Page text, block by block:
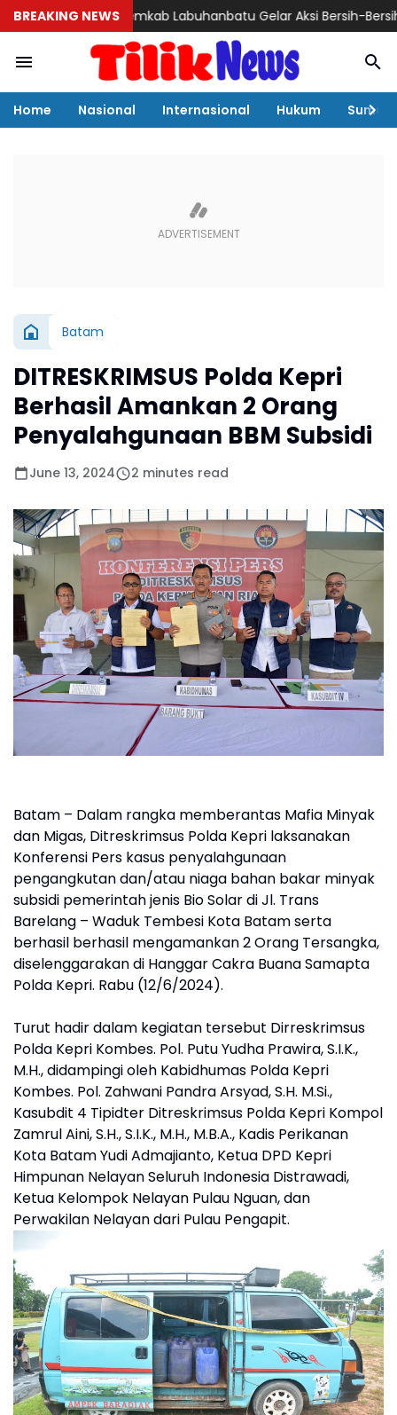
BREAKING NEWS
Pemkab Labuhanbatu Gelar Aksi Bersih-Bersih Sambut
Home Nasional Internasional Hukum Sumut
Batam
DITRESKRIMSUS Polda Kepri
Berhasil Amankan 2 Orang
Penyalahgunaan BBM Subsidi
June 13, 2024 2 minutes read
Batam – Dalam rangka memberantas Mafia Minyak
dan Migas, Ditreskrimsus Polda Kepri laksanakan
Konferensi Pers kasus penyalahgunaan
pengangkutan dan/atau niaga bahan bakar minyak
subsidi pemerintah jenis Bio Solar di Jl. Trans
Barelang – Waduk Tembesi Kota Batam serta
berhasil berhasil mengamankan 2 Orang Tersangka,
diselenggarakan di Hanggar Cakra Buana Samapta
Polda Kepri. Rabu (12/6/2024).
Turut hadir dalam kegiatan tersebut Dirreskrimsus
Polda Kepri Kombes. Pol. Putu Yudha Prawira, S.I.K.,
M.H., didampingi oleh Kabidhumas Polda Kepri
Kombes. Pol. Zahwani Pandra Arsyad, S.H. M.Si.,
Kasubdit 4 Tipidter Ditreskrimsus Polda Kepri Kompol
Zamrul Aini, S.H., S.I.K., M.H., M.B.A., Kadis Perikanan
Kota Batam Yudi Admajianto, Ketua DPD Kepri
Himpunan Nelayan Seluruh Indonesia Distrawadi,
Ketua Kelompok Nelayan Pulau Nguan, dan
Perwakilan Nelayan dari Pulau Pengapit.